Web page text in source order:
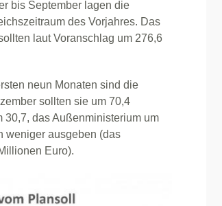
bis September lagen die
des Vorjahres. Das
laut Voranschlag um 276,6
neun Monaten sind die
sollten sie um 70,4
das Außenministerium um
weniger ausgeben (das
Euro).